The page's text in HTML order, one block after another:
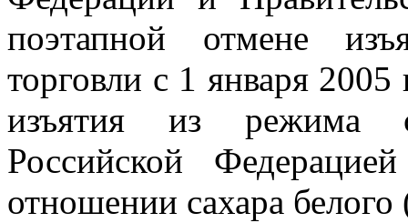
поэтапной отмене
торговли с 1 января
изъятия из режима
Российской
отношении сахара